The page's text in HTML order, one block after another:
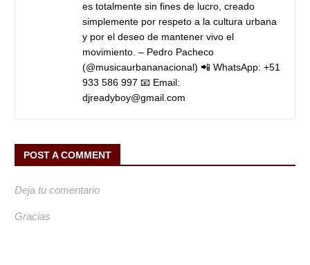
es totalmente sin fines de lucro, creado
simplemente por respeto a la cultura urbana
y por el deseo de mantener vivo el
movimiento. – Pedro Pacheco
(@musicaurbananacional) 📲 WhatsApp: +51
933 586 997 📧 Email:
djreadyboy@gmail.com
POST A COMMENT
Deja tu comentario
Gracias